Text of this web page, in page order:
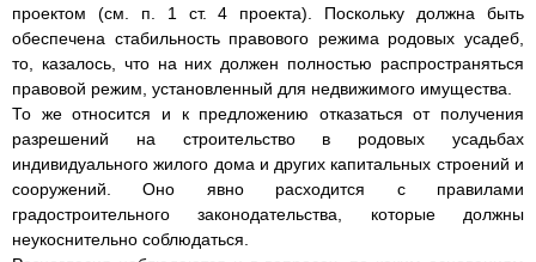
проектом (см. п. 1 ст. 4 проекта). Поскольку должна быть
обеспечена стабильность правового режима родовых усадеб,
то, казалось, что на них должен полностью распространяться
правовой режим, установленный для недвижимого имущества.
То же относится и к предложению отказаться от получения
разрешений на строительство в родовых усадьбах
индивидуального жилого дома и других капитальных строений и
сооружений. Оно явно расходится с правилами
градостроительного законодательства, которые должны
неукоснительно соблюдаться.